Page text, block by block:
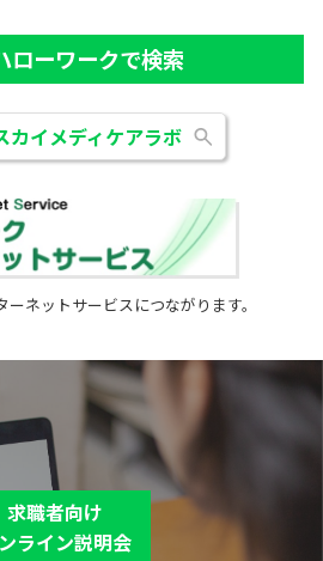
ローワークで検索
カイメディケアラボ
ネットサービスにつながります。
求職者向け
ライン説明会